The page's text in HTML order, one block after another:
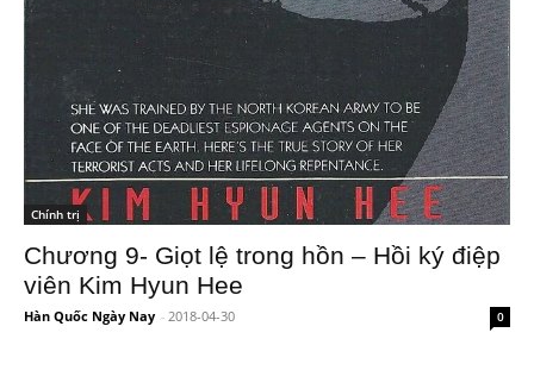
Chính trị
Chương 9- Giọt lệ trong hồn – Hồi ký điệp
viên Kim Hyun Hee
Hàn Quốc Ngày Nay - 2018-04-30 0